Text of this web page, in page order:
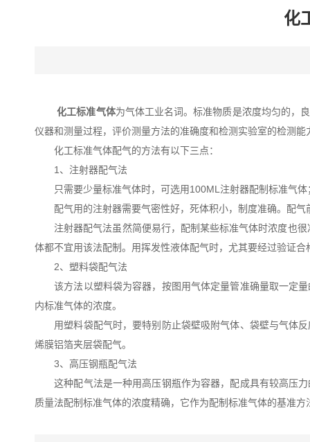
化
化工标准气体为气体工业名词。标准物质是浓度均匀的，
仪器和测量过程，评价测量方法的准确度和检测实验室的检测
化工标准气体配气的方法有以下三点：
1、注射器配气法
只需要少量标准气体时，可选用100ML注射器配制标准气体
配气用的注射器需要气密性好，死体积小，制度准确。配气
注射器配气法虽然简便易行，配制某些标准气体时浓度也很
体都不宜用该法配制。用挥发性液体配气时，尤其要经过验证
2、塑料袋配气法
该方法以塑料袋为容器，按图用气体定量管准确量取一定量
内标准气体的浓度。
用塑料袋配气时，要特别防止袋壁吸附气体、袋壁与气体反
烯膜铝箔夹层袋配气。
3、高压钢瓶配气法
这种配气法是一种用高压钢瓶作为容器，配成具有较高压力
质量法配制标准气体的浓度精确，它作为配制标准气体的基准